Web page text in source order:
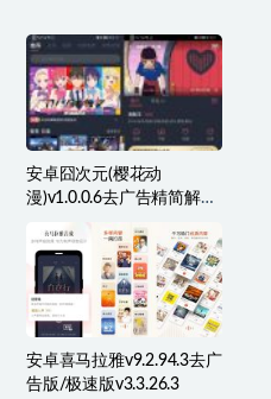
安卓囧次元(樱花动
漫)v1.0.0.6去广告精简解锁
安卓喜马拉雅v9.2.94.3去广
告版/极速版v3.3.26.3